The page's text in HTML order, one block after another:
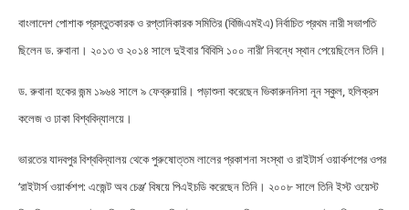
বাংলাদেশ পোশাক প্রস্তুতকারক ও রপ্তানিকারক সমিতির (বিজিএমইএ) নির্বাচিত প্রথম নারী সভাপতি
ছিলেন ড. রুবানা। ২০১৩ ও ২০১৪ সালে দুইবার ‘বিবিসি ১০০ নারী’ নিবন্ধে স্থান পেয়েছিলেন তিনি।
ড. রুবানা হকের জন্ম ১৯৬৪ সালে ৯ ফেব্রুয়ারি। পড়াশুনা করেছেন ভিকারুননিসা নূন স্কুল, হলিক্রস
কলেজ ও ঢাকা বিশ্ববিদ্যালয়ে।
ভারতের যাদবপুর বিশ্ববিদ্যালয় থেকে পুরুষোত্তম লালের প্রকাশনা সংস্থা ও রাইটার্স ওয়ার্কশপের ওপর
‘রাইটার্স ওয়ার্কশপ: এজেন্ট অব চেঞ্জ’ বিষয়ে পিএইচডি করেছেন তিনি। ২০০৮ সালে তিনি ইস্ট ওয়েস্ট